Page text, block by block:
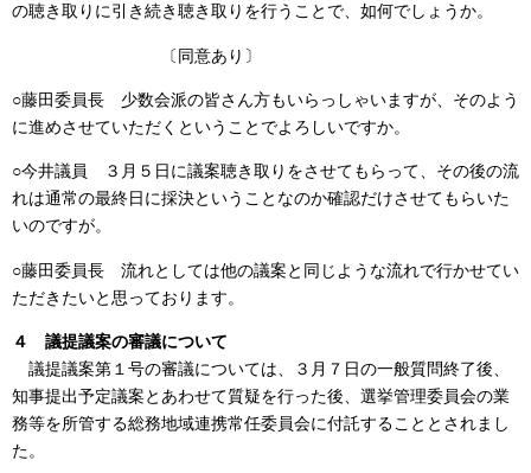
の聴き取りに引き続き聴き取りを行うことで、如何でしょうか。
〔同意あり〕
○藤田委員長 少数会派の皆さん方もいらっしゃいますが、そのよう
に進めさせていただくということでよろしいですか。
○今井議員 ３月５日に議案聴き取りをさせてもらって、その後の流
れは通常の最終日に採決ということなのか確認だけさせてもらいた
いのですが。
○藤田委員長 流れとしては他の議案と同じような流れで行かせてい
ただきたいと思っております。
４ 議提議案の審議について
議提議案第１号の審議については、３月７日の一般質問終了後、
知事提出予定議案とあわせて質疑を行った後、選挙管理委員会の業
務等を所管する総務地域連携常任委員会に付託することとされまし
た。